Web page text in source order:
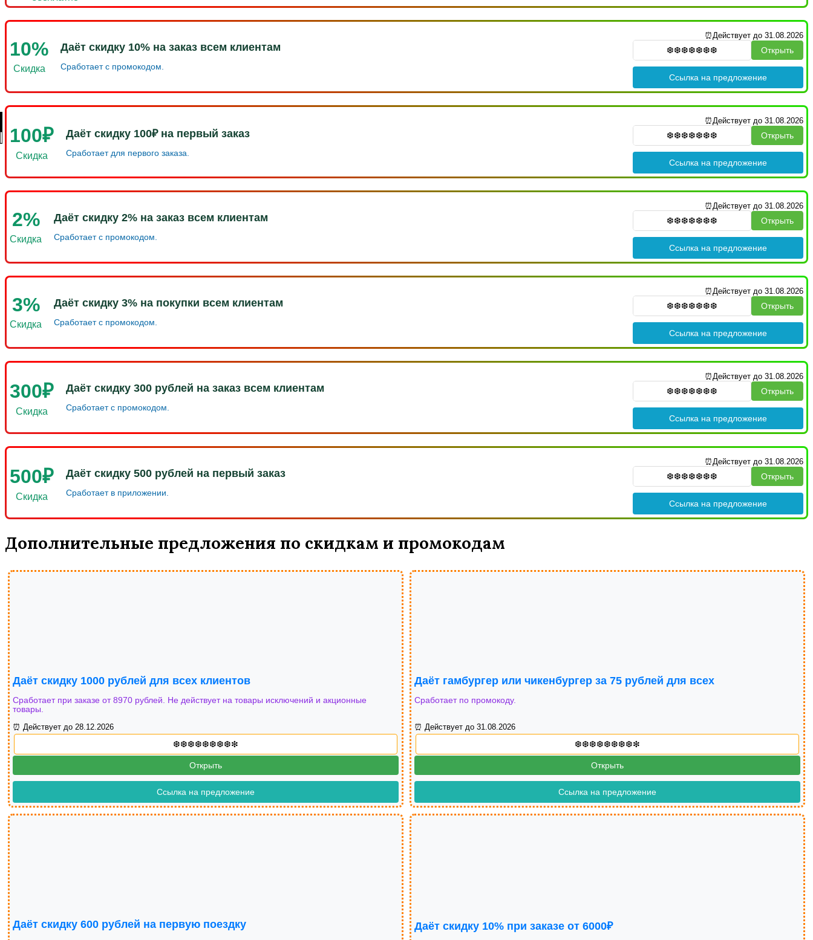
10%
Скидка
Даёт скидку 10% на заказ всем клиентам
Сработает с промокодом.
⏰Действует до 31.08.2026
Открыть
Ссылка на предложение
100₽
Скидка
Даёт скидку 100₽ на первый заказ
Сработает для первого заказа.
⏰Действует до 31.08.2026
Открыть
Ссылка на предложение
2%
Скидка
Даёт скидку 2% на заказ всем клиентам
Сработает с промокодом.
⏰Действует до 31.08.2026
Открыть
Ссылка на предложение
3%
Скидка
Даёт скидку 3% на покупки всем клиентам
Сработает с промокодом.
⏰Действует до 31.08.2026
Открыть
Ссылка на предложение
300₽
Скидка
Даёт скидку 300 рублей на заказ всем клиентам
Сработает с промокодом.
⏰Действует до 31.08.2026
Открыть
Ссылка на предложение
500₽
Скидка
Даёт скидку 500 рублей на первый заказ
Сработает в приложении.
⏰Действует до 31.08.2026
Открыть
Ссылка на предложение
Дополнительные предложения по скидкам и промокодам
Даёт скидку 1000 рублей для всех клиентов
Сработает при заказе от 8970 рублей. Не действует на товары исключений и акционные
товары.
⏰ Действует до 28.12.2026
Открыть
Ссылка на предложение
Даёт гамбургер или чикенбургер за 75 рублей для всех
Сработает по промокоду.
⏰ Действует до 31.08.2026
Открыть
Ссылка на предложение
Даёт скидку 600 рублей на первую поездку Даёт скидку 10% при заказе от 6000₽